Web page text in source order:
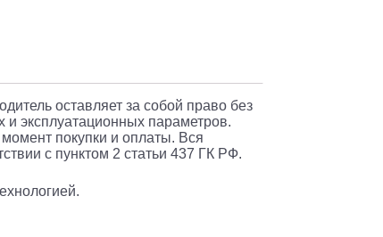
оставляет за собой право без
и эксплуатационных параметров.
момент покупки и оплаты. Вся
с пунктом 2 статьи 437 ГК РФ.